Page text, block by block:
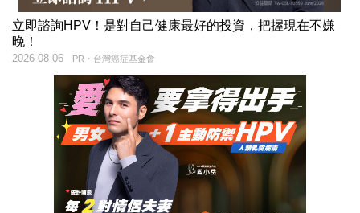
立即諮詢HPV！是對自己健康最好的投資，把握現在不嫌
晚！
PR・台灣癌症基金會
2026-08-06